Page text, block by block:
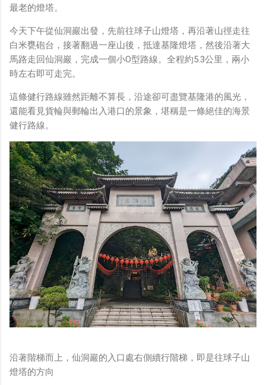
最老的燈塔。
今天下午從仙洞巖出發，先前往球子山燈塔，再沿著山徑走往
白米甕砲台，接著翻過一座山後，抵達基隆燈塔，然後沿著大
馬路走回仙洞巖，完成一個小O型路線。全程約5.3公里，兩小
時左右即可走完。
這條健行路線雖然距離不算長，沿途卻可盡覽基隆港的風光，
還能看見貨輪與郵輪出入港口的景象，堪稱是一條絕佳的海景
健行路線。
沿著階梯而上，仙洞巖的入口處右側續行階梯，即是往球子山
燈塔的方向